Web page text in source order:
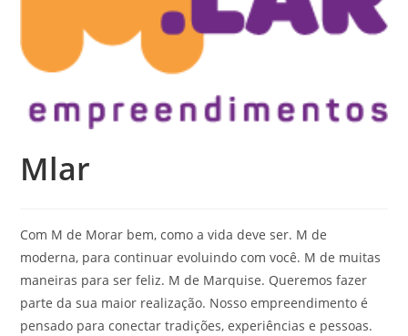
Mlar
Com M de Morar bem, como a vida deve ser. M de
moderna, para continuar evoluindo com você. M de muitas
maneiras para ser feliz. M de Marquise. Queremos fazer
parte da sua maior realização. Nosso empreendimento é
pensado para conectar tradições, experiências e pessoas.